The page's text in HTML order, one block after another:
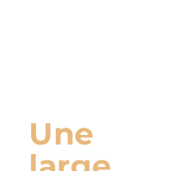
Une